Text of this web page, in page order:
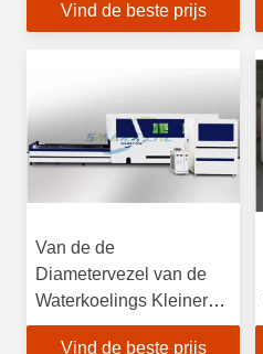
EffectVind de beste prijs
Van de de
Diametervezel van de
Waterkoelings Kleinere
Nadruk de
Vind de beste prijs